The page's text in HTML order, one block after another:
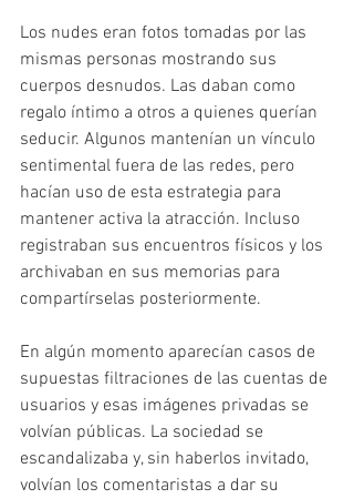
Los nudes eran fotos tomadas por las
mismas personas mostrando sus
cuerpos desnudos. Las daban como
regalo íntimo a otros a quienes querían
seducir. Algunos mantenían un vínculo
sentimental fuera de las redes, pero
hacían uso de esta estrategia para
mantener activa la atracción. Incluso
registraban sus encuentros físicos y los
archivaban en sus memorias para
compartírselas posteriormente.
En algún momento aparecían casos de
supuestas filtraciones de las cuentas de
usuarios y esas imágenes privadas se
volvían públicas. La sociedad se
escandalizaba y, sin haberlos invitado,
volvían los comentaristas a dar su